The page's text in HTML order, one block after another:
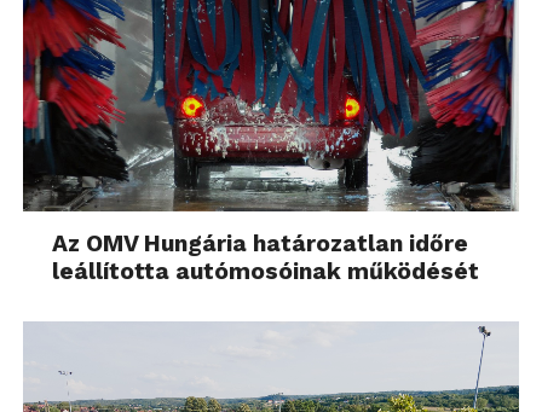
Az OMV Hungária határozatlan időre
leállította autómosóinak működését